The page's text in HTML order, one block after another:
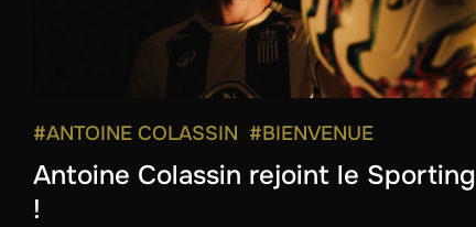
#ANTOINE COLASSIN #BIENVENUE
Antoine Colassin rejoint le Sporting
!